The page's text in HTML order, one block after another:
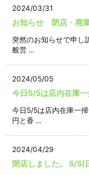
2024/03/31
お知らせ 閉店・廃業
突然のお知らせで申し
般営 ...
2024/05/05
今日5/5は店内在庫
今日5/5は店内在庫一
円と香 ...
2024/04/29
閉店しました。 5/